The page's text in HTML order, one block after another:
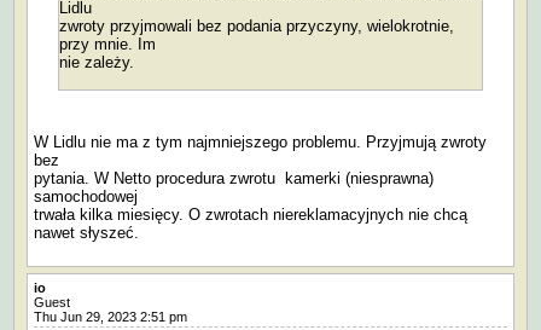
Lidlu
zwroty przyjmowali bez podania przyczyny, wielokrotnie,
przy mnie. Im
nie zależy.
W Lidlu nie ma z tym najmniejszego problemu. Przyjmują zwroty
bez
pytania. W Netto procedura zwrotu kamerki (niesprawna)
samochodowej
trwała kilka miesięcy. O zwrotach niereklamacyjnych nie chcą
nawet słyszeć.
io
Guest
Thu Jun 29, 2023 2:51 pm